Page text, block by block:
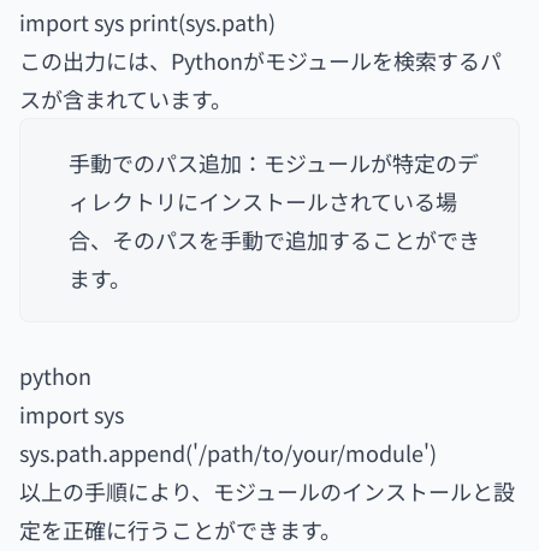
import sys print(sys.path)
この出力には、Pythonがモジュールを検索するパ
スが含まれています。
手動でのパス追加：モジュールが特定のデ
ィレクトリにインストールされている場
合、そのパスを手動で追加することができ
ます。
python
import sys
sys.path.append('/path/to/your/module')
以上の手順により、モジュールのインストールと設
定を正確に行うことができます。